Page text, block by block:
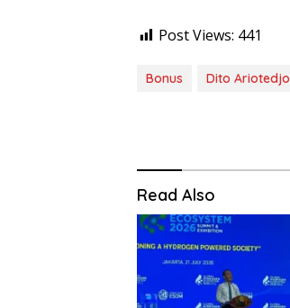
Post Views: 441
Bonus Dito Ariotedjo
Read Also